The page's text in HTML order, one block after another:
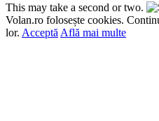
This may take a second or two.
Volan.ro folosește cookies.
lor. Acceptă Află mai multe